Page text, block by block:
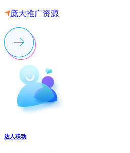
庞大推广资源
达人联动